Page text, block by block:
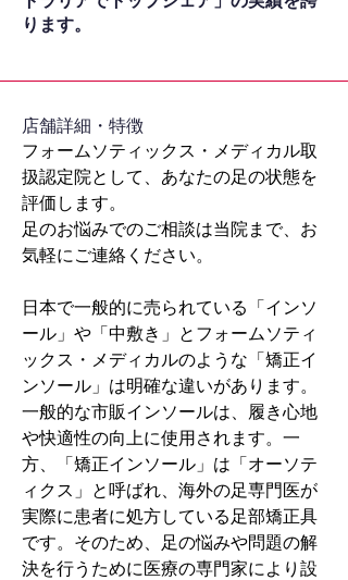
ります。
​店舗詳細・特徴
フォームソティックス・メディカル取
扱認定院として、あなたの足の状態を
評価します。
足のお悩みでのご相談は当院まで、お
気軽にご連絡ください。
日本で一般的に売られている「インソ
ール」や「中敷き」とフォームソティ
ックス・メディカルのような「矯正イ
ンソール」は明確な違いがあります。
一般的な市販インソールは、履き心地
や快適性の向上に使用されます。一
方、「矯正インソール」は「オーソテ
ィクス」と呼ばれ、海外の足専門医が
実際に患者に処方している足部矯正具
です。そのため、足の悩みや問題の解
決を行うために医療の専門家により設